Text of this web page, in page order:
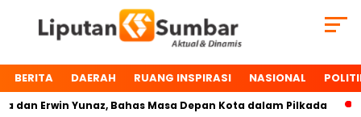
BERITA DAERAH RUANG INSPIRASI NASIONAL
Erwin Yunaz, Bahas Masa Depan Kota dalam Pilkada